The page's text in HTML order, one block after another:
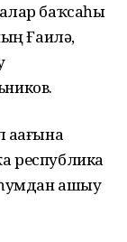
баҡсаһы
Ғаилә,
республика
ашыу